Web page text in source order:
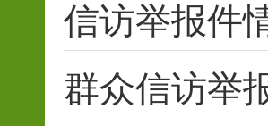
信访举报件
群众信访举